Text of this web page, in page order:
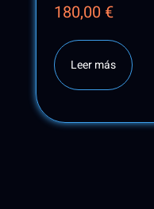
180,00 €
Leer más